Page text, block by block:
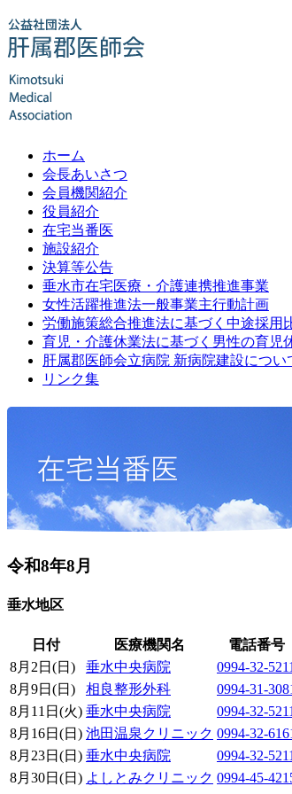
ホーム
会長あいさつ
会員機関紹介
役員紹介
在宅当番医
施設紹介
決算等公告
垂水市在宅医療・介護連携推進事業
女性活躍推進法一般事業主行動計画
労働施策総合推進法に基づく中途採用
育児・介護休業法に基づく男性の育児
肝属郡医師会立病院 新病院建設につい
リンク集
令和8年8月
垂水地区
日付 医療機関名
電話番号
8月2日(日)
垂水中央病院
0994-32-5211
8月9日(日)
相良整形外科
0994-31-
8月11日(火) 垂水中央病院
0994-32-5211
8月16日(日) 池田温泉クリニック 0994-32-
8月23日(日) 垂水中央病院
0994-32-5211
8月30日(日) よしとみクリニック 0994-45-